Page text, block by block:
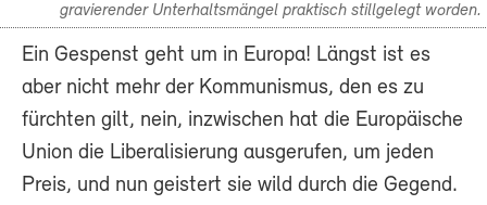
gravierender Unterhaltsmängel praktisch stillgelegt worden.
Ein Gespenst geht um in Europa! Längst ist es
aber nicht mehr der Kommunismus, den es zu
fürchten gilt, nein, inzwischen hat die Europäische
Union die Liberalisierung ausgerufen, um jeden
Preis, und nun geistert sie wild durch die Gegend.